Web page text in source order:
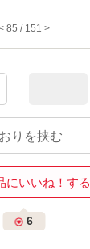
85 / 151 >
りを挟む
にいいね！する
6